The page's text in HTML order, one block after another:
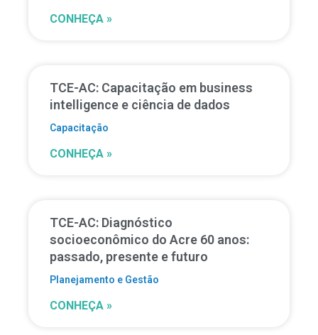
CONHEÇA »
TCE-AC: Capacitação em business
intelligence e ciência de dados
Capacitação
CONHEÇA »
TCE-AC: Diagnóstico
socioeconômico do Acre 60 anos:
passado, presente e futuro
Planejamento e Gestão
CONHEÇA »